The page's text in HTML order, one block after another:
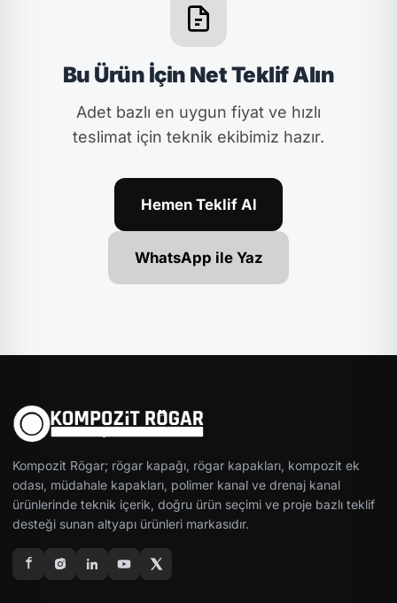
Bu Ürün İçin Net Teklif Alın
Adet bazlı en uygun fiyat ve hızlı
teslimat için teknik ekibimiz hazır.
Hemen Teklif Al
WhatsApp ile Yaz
Kompozit Rögar; rögar kapağı, rögar kapakları, kompozit ek
odası, müdahale kapakları, polimer kanal ve drenaj kanal
ürünlerinde teknik içerik, doğru ürün seçimi ve proje bazlı teklif
desteği sunan altyapı ürünleri markasıdır.